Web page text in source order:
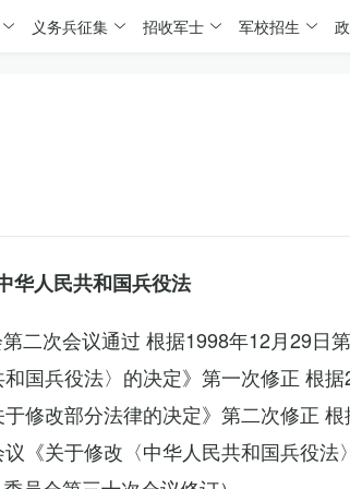
义务兵征集 招收军士 军校招生
华人民共和国兵役法
二次会议通过 根据1998年12月29日
国兵役法〉的决定》第一次修正 根
修改部分法律的决定》第二次修正
《关于修改〈中华人民共和国兵役法